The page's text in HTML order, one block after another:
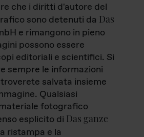
che i diritti d'autore del
sono detenuti da Das
e rimangono in pieno
possono essere
editoriali e scientifici. Si
sempre le informazioni
salvata insieme
Qualsiasi
fotografico
esplicito di Das ganze
ristampa e la